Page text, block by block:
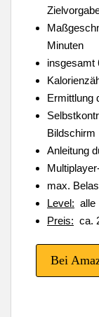
Minuten
insgesamt
Ermittlung
Bildschirm
Anleitung
max.
Level: alle
Preis: ca.
Bei